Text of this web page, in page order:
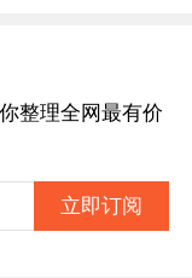
整理全网最有价
立即订阅